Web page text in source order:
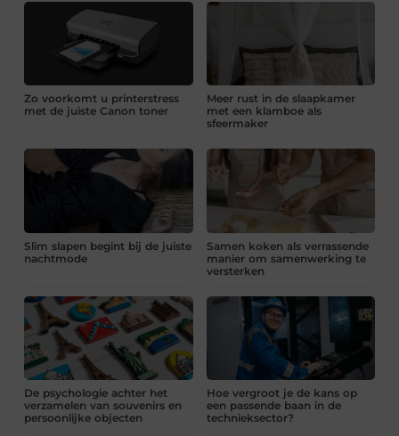
Zo voorkomt u printerstress
met de juiste Canon toner
Meer rust in de slaapkamer
met een klamboe als
sfeermaker
Slim slapen begint bij de juiste
nachtmode
Samen koken als verrassende
manier om samenwerking te
versterken
De psychologie achter het
verzamelen van souvenirs en
persoonlijke objecten
Hoe vergroot je de kans op
een passende baan in de
technieksector?